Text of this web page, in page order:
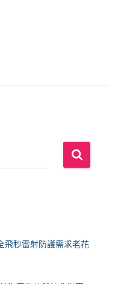
飛秒雷射防護需求老花